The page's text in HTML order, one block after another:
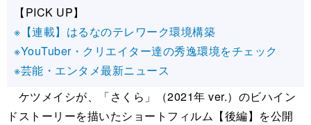
【PICK UP】
※【連載】はるなのテレワーク環境構築
※YouTuber・クリエイター達の秀逸環境をチェック
※芸能・エンタメ最新ニュース
ケツメイシが、「さくら」（2021年 ver.）のビハイン
ドストーリーを描いたショートフィルム【後編】を公開